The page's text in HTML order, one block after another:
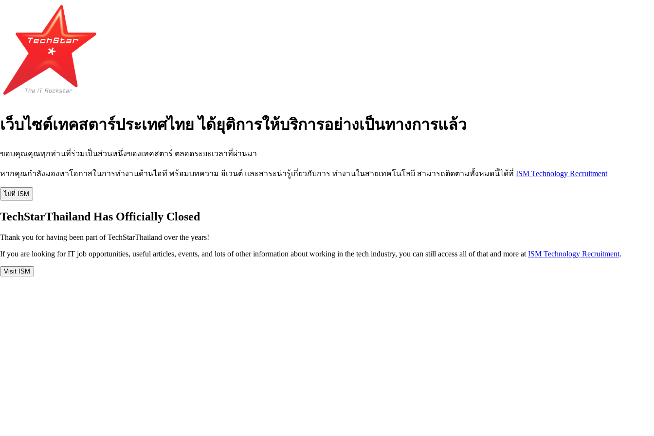
เว็บไซต์เทคสตาร์ประเทศไทย ได้ยุติการให้บริการอย่างเป็นทางการแล้ว
ขอบคุณคุณทุกท่านที่ร่วมเป็นส่วนหนึ่งของเทคสตาร์ ตลอดระยะเวลาที่ผ่านมา
หากคุณกำลังมองหาโอกาสในการทำงานด้านไอที พร้อมบทความ อีเวนต์ และสาระน่ารู้เกี่ยวกับการ ทำงานในสายเทคโนโลยี สามารถติดตามทั้งหมดนี้ได้ที่ ISM Technology Recruitment
ไปที่ ISM
TechStarThailand Has Officially Closed
Thank you for having been part of TechStarThailand over the years!
If you are looking for IT job opportunities, useful articles, events, and lots of other information about working in the tech industry, you can still access all of that and more at ISM Technology Recruitment.
Visit ISM